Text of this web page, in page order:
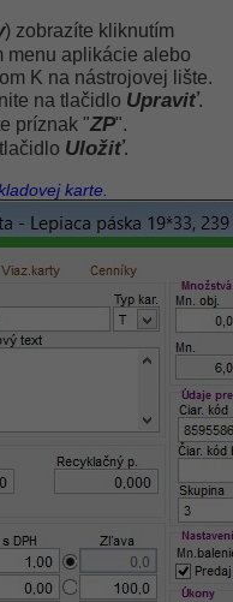
) zobrazíte kliknutím
menu aplikácie alebo
K na nástrojovej lište.
na tlačidlo Upraviť.
príznak "ZP".
Uložiť.
karte.